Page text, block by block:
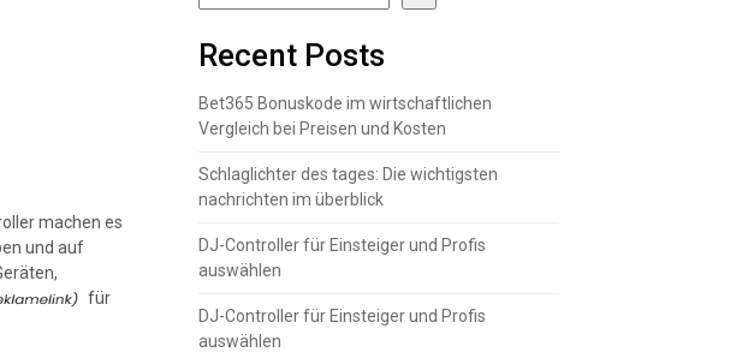
machen es
und auf
für
Recent Posts
Bet365 Bonuskode im wirtschaftlichen
Vergleich bei Preisen und Kosten
Schlaglichter des tages: Die wichtigsten
nachrichten im überblick
DJ-Controller für Einsteiger und Profis
auswählen
DJ-Controller für Einsteiger und Profis
auswählen